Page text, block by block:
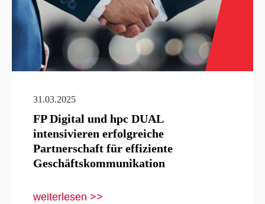
31.03.2025
FP Digital und hpc DUAL
intensivieren erfolgreiche
Partnerschaft für effiziente
Geschäftskommunikation
weiterlesen >>